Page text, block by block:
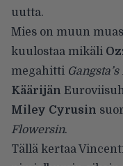
uutta.
Mies on muun
kuulostaa mikäli
megahitti
Käärijän
Miley Cyrusin
Flowersin.
Tällä kertaa